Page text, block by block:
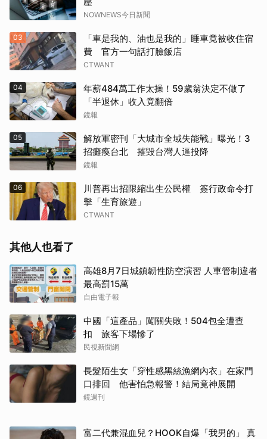
NOWNEWS今日新聞
03
「車是我的、油也是我的」睡車竟被收住宿
費 官方一句話打臉飯店
CTWANT
04
年薪484萬工作太操！59歲翁決定不做了
「半退休」收入竟翻倍
鏡報
05
解放軍密刊「大城市全域失能戰」曝光！3
招癱瘓台北 摧毀台灣人逼投降
鏡報
06
川普再出招限縮出生公民權 簽行政命令打
擊「生育旅遊」
CTWANT
其他人也看了
高雄8月7日城鎮韌性防空演習 人車管制違者
最高罰15萬
自由電子報
中國「這產品」闖關失敗！504包全遭查
扣 旅客下場慘了
民視新聞網
長髮陌生女「穿性感黑絲漁網內衣」在家門
口排回 他害怕急報警！結局竟神展開
鏡週刊
富二代兼混血兒？HOOK自爆「我男的」 真